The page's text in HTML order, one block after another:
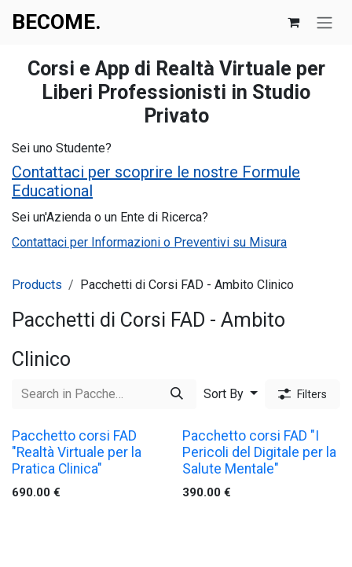
BECOME.​​
Corsi e App di Realtà Virtuale per
Liberi Professionisti in Studio
Privato
Sei uno Studente?
Contattaci per scoprire le nostre Formule
Educational
Sei un'Azienda o un Ente di Ricerca?
Contattaci per Informazioni o Preventivi su Misura
Products Pacchetti di Corsi FAD - Ambito Clinico
Pacchetti di Corsi FAD - Ambito
Clinico
Sort By Filters
Pacchetto corsi FAD
"Realtà Virtuale per la
Pratica Clinica"
690.00 €
Pacchetto corsi FAD "I
Pericoli del Digitale per la
Salute Mentale"
390.00€